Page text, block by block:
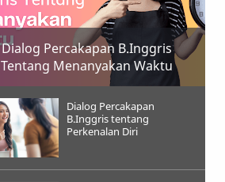
Dialog Percakapan B.Inggris
Tentang Menanyakan Waktu
Dialog Percakapan
B.Inggris tentang
Perkenalan Diri